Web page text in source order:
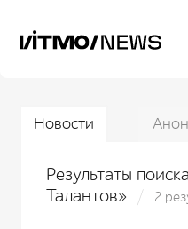
Новости
Результаты
Талантов»
2